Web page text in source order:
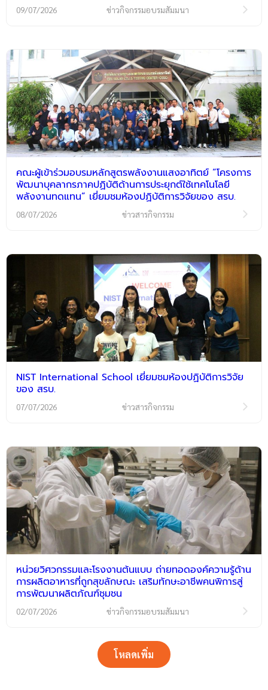
09/07/2026 ข่าวกิจกรรมอบรมสัมมนา
คณะผู้เข้าร่วมอบรมหลักสูตรพลังงานแสงอาทิตย์ “โครงการ
พัฒนาบุคลากรภาคปฏิบัติด้านการประยุกต์ใช้เทคโนโลยี
พลังงานทดแทน” เยี่ยมชมห้องปฏิบัติการวิจัยของ สรบ.
08/07/2026 ข่าวสารกิจกรรม
NIST International School เยี่ยมชมห้องปฏิบัติการวิจัย
ของ สรบ.
07/07/2026 ข่าวสารกิจกรรม
หน่วยวิศวกรรมและโรงงานต้นแบบ ถ่ายทอดองค์ความรู้ด้าน
การผลิตอาหารที่ถูกสุขลักษณะ เสริมทักษะอาชีพคนพิการสู่
การพัฒนาผลิตภัณฑ์ชุมชน
02/07/2026 ข่าวกิจกรรมอบรมสัมมนา
โหลดเพิ่ม